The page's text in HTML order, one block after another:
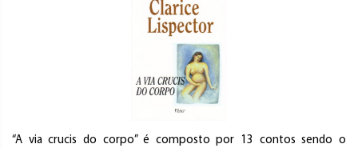
“A via crucis do corpo” é composto por 13 contos sendo o